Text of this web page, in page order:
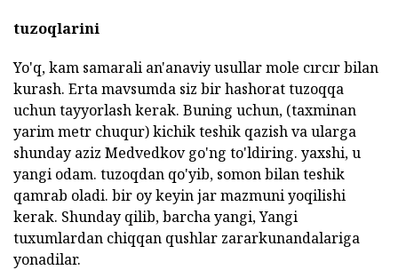
tuzoqlarini
Yo'q, kam samarali an'anaviy usullar mole cırcır bilan
kurash. Erta mavsumda siz bir hashorat tuzoqqa
uchun tayyorlash kerak. Buning uchun, (taxminan
yarim metr chuqur) kichik teshik qazish va ularga
shunday aziz Medvedkov go'ng to'ldiring. yaxshi, u
yangi odam. tuzoqdan qo'yib, somon bilan teshik
qamrab oladi. bir oy keyin jar mazmuni yoqilishi
kerak. Shunday qilib, barcha yangi, Yangi
tuxumlardan chiqqan qushlar zararkunandalariga
yonadilar.